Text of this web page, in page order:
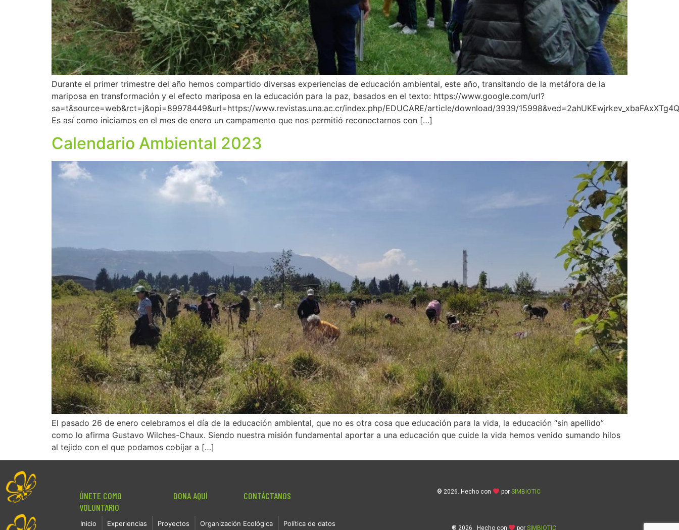
Durante el primer trimestre del año hemos compartido diversas experiencias de educación ambiental, este año, transitando de la metáfora de la
mariposa en transformación y el efecto mariposa en la educación para la paz, basados en el texto: https://www.google.com/url?
sa=t&source=web&rct=j&opi=89978449&url=https://www.revistas.una.ac.cr/index.php/EDUCARE/article/download/3939/
Es así como iniciamos en el mes de enero un campamento que nos permitió reconectarnos con […]
Calendario Ambiental 2023
El pasado 26 de enero celebramos el día de la educación ambiental, que no es otra cosa que educación para la vida, la educación “sin apellido”
como lo afirma Gustavo Wilches-Chaux. Siendo nuestra misión fundamental aportar a una educación que cuide la vida hemos venido sumando hilos
al tejido con el que podamos cobijar a […]
ÚNETE COMO
VOLUNTARIO
DONA AQUÍ CONTÁCTANOS
Inicio Experiencias Proyectos Organización Ecológica Política de datos
® 2026. Hecho con por SIMBIOTIC
® 2026. Hecho con porSIMBIOTIC